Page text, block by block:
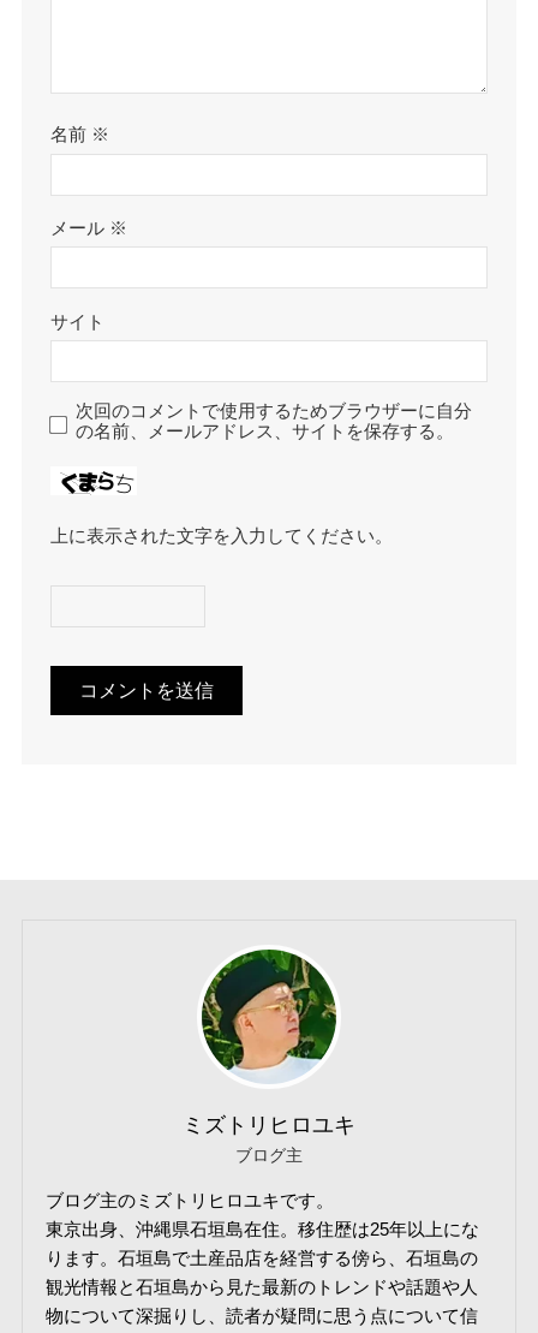
名前 ※
メール ※
サイト
次回のコメントで使用するためブラウザーに自分
の名前、メールアドレス、サイトを保存する。
上に表示された文字を入力してください。
ミズトリヒロユキ
ブログ主
ブログ主のミズトリヒロユキです。
東京出身、沖縄県石垣島在住。移住歴は25年以上にな
ります。石垣島で土産品店を経営する傍ら、石垣島の
観光情報と石垣島から見た最新のトレンドや話題や人
物について深掘りし、読者が疑問に思う点について信